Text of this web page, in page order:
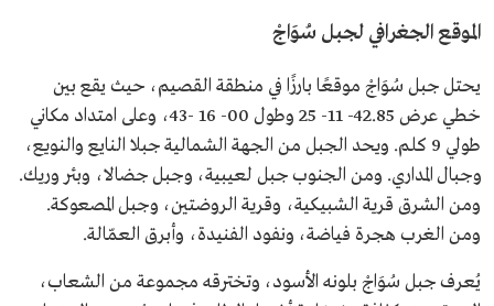
الموقع الجغرافي لجبل سُوَاجْ
يحتل جبل سُوَاجْ موقعًا بارزًا في منطقة القصيم، حيث يقع بين
خطي عرض 42.85- 11- 25 وطول 00- 16 -43، وعلى امتداد مكاني
طولي 9 كلم. ويحد الجبل من الجهة الشمالية جبلا النايع والنويع،
وجبال المداري. ومن الجنوب جبل لعيبية، وجبل جضالا، وبئر وريك.
ومن الشرق قرية الشبيكية، وقرية الروضتين، وجبل المصعوكة.
ومن الغرب هجرة فياضة، ونفود الفنيدة، وأبرق العمّالة.
يُعرف جبل سُوَاجْ بلونه الأسود، وتخترقه مجموعة من الشعاب،